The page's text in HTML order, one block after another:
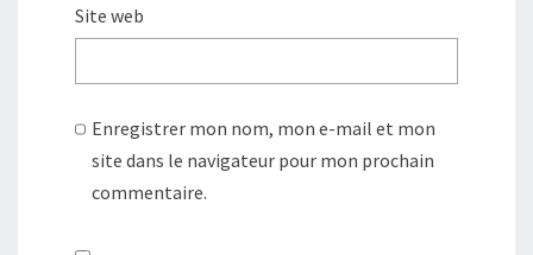
Site web
Enregistrer mon nom, mon e-mail et mon
site dans le navigateur pour mon prochain
commentaire.